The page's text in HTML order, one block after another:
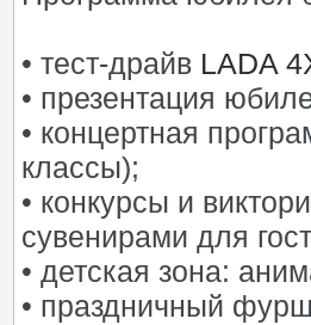
• тест-драйв LADA
• презентация
• концертная
классы);
• конкурсы и
сувенирами для
• детская зона:
• праздничный